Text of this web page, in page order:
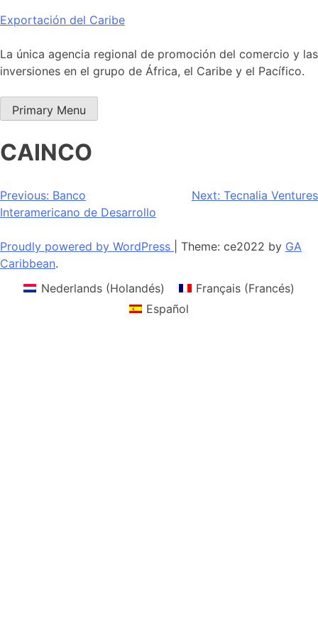
Skip
content
Exportación del Caribe
La única agencia regional de promoción del comercio y las
inversiones en el grupo de África, el Caribe y el Pacífico.
Primary Menu
CAINCO
Navegación
de
entradas
Previous: Banco
Interamericano de Desarrollo
Next: Tecnalia Ventures
Proudly powered by WordPress Theme: ce2022 by GA
Caribbean.
Nederlands(Holandés) Français(Francés)
Español